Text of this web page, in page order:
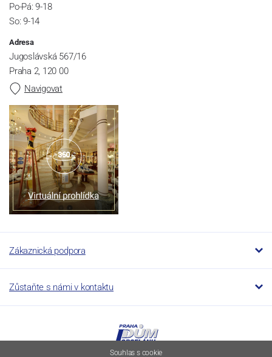
Po-Pá: 9-18
So: 9-14
Adresa
Jugoslávská 567/16
Praha 2, 120 00
Navigovat
Zákaznická podpora
Zůstaňte s námi v kontaktu
Souhlas s cookie